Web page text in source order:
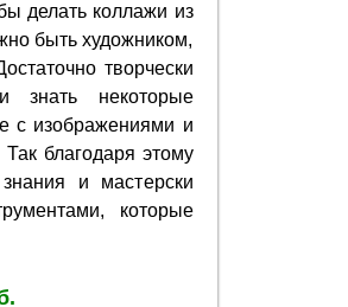
делать коллажи из
быть художником,
творчески
знать некоторые
с изображениями и
Так благодаря этому
и мастерски
которые